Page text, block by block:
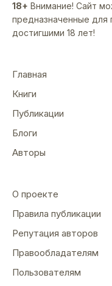
18+ Внимание! Сайт
предназначенные для
достигшими 18 лет!
Главная
Книги
Публикации
Блоги
Авторы
О проекте
Правила публикации
Репутация авторов
Правообладателям
Пользователям